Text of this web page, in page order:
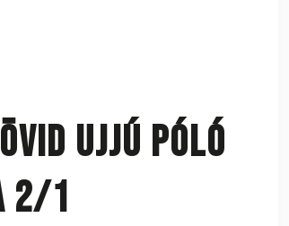
ujjú póló
2/1